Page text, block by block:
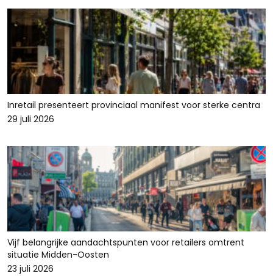
Inretail presenteert provinciaal manifest voor sterke centra
29 juli 2026
Vijf belangrijke aandachtspunten voor retailers omtrent
situatie Midden-Oosten
23 juli 2026